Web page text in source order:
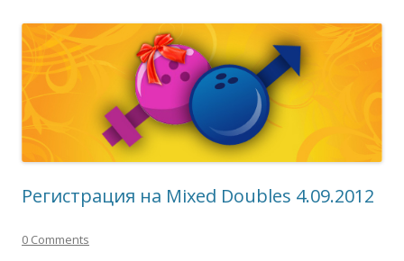
Регистрация на Mixed Doubles 4.09.2012
0 Comments